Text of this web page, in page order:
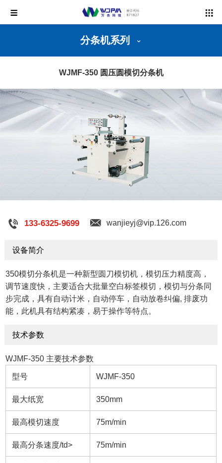
分条机系列
WJMF-350 圆压圆模切分条机
133-6325-9699 wanjieyj@vip.126.com
设备简介
350模切分条机是一种新型圆刀模切机，模切压力精度高，
调节速度快，主要适合大批量空白标签模切，模切与分条同
步完成，具有自动计米，自动停车，自动放卷纠偏, 排废功
能，此机具有结构紧凑，易于操作等特点。
技术参数
WJMF-350 主要技术参数
型号 WJMF-350
最大纸宽 350mm
最高模切速度 75m/min
最高分条速度/td> 75m/min